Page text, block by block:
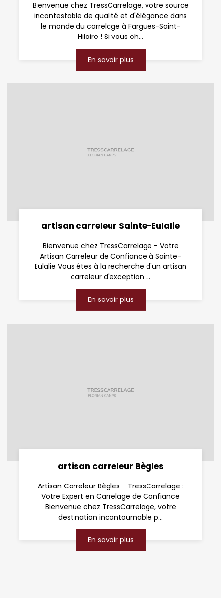
Bienvenue chez TressCarrelage, votre source
incontestable de qualité et d'élégance dans
le monde du carrelage à Fargues-Saint-
Hilaire ! Si vous ch...
En savoir plus
artisan carreleur Sainte-Eulalie
Bienvenue chez TressCarrelage - Votre
Artisan Carreleur de Confiance à Sainte-
Eulalie Vous êtes à la recherche d'un artisan
carreleur d'exception ...
En savoir plus
artisan carreleur Bègles
Artisan Carreleur Bègles - TressCarrelage :
Votre Expert en Carrelage de Confiance
Bienvenue chez TressCarrelage, votre
destination incontournable p...
En savoir plus